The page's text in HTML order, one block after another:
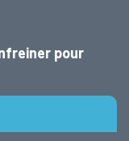
pour